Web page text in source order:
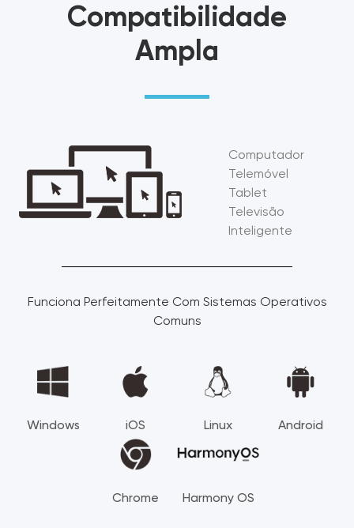
Compatibilidade
Ampla
Computador
Telemóvel
Tablet
Televisão
Inteligente
Funciona Perfeitamente Com Sistemas Operativos
Comuns
Windows iOS Linux Android
Chrome Harmony OS